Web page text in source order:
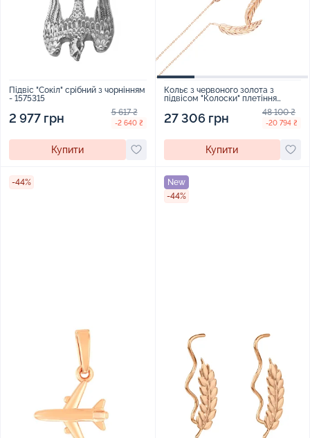
Підвіс "Сокіл" срібний з чорнінням
- 1575315
2 977 грн 5 617 ₴
-2 640 ₴
Купити
Кольє з червоного золота з
підвісом "Колоски" плетіння
27 306 грн 48 100 ₴
-20 794 ₴
Купити
-44%
New
-44%